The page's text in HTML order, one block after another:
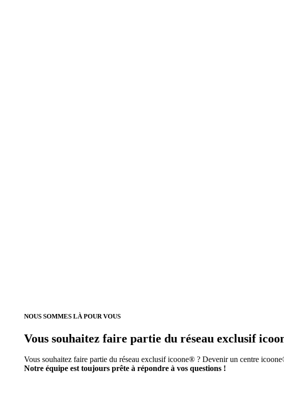
NOUS SOMMES LÀ POUR VOUS
Vous souhaitez faire partie du réseau exclusif
Vous souhaitez faire partie du réseau exclusif icoone® ? Devenir un centre
Notre équipe est toujours prête à répondre à vos questions !